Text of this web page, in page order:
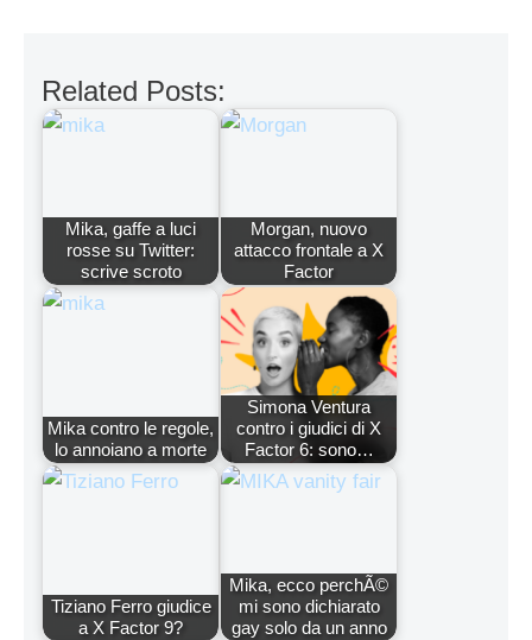
Related Posts:
Mika, gaffe a luci
rosse su Twitter:
scrive scroto
Morgan, nuovo
attacco frontale a X
Factor
Mika contro le regole,
lo annoiano a morte
Simona Ventura
contro i giudici di X
Factor 6: sono…
Tiziano Ferro giudice
a X Factor 9?
Mika, ecco perchÃ©
mi sono dichiarato
gay solo da un anno